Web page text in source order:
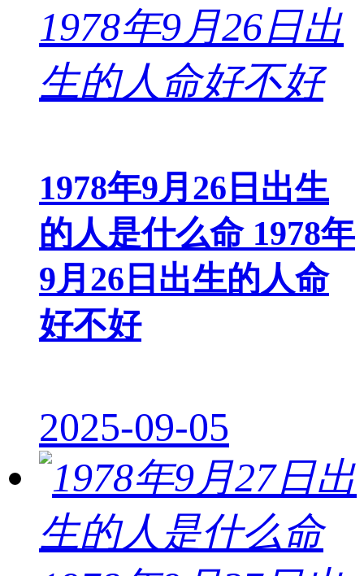
1978年9月26日出生
的人是什么命 1978年
9月26日出生的人命
好不好
2025-09-05